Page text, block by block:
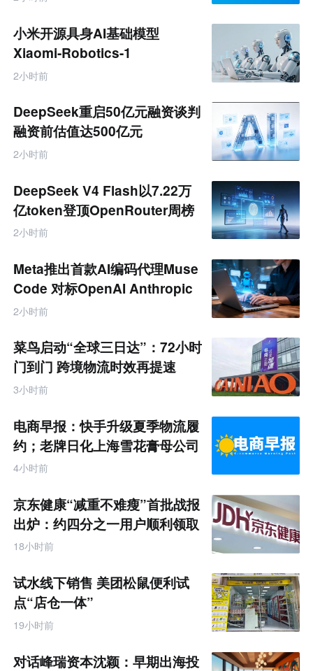
境
商
产
业
互
联
网
小米开源具身AI基础模型
Xiaomi-Robotics-1
2小时前
DeepSeek重启50亿元融资谈判
融资前估值达500亿元
2小时前
DeepSeek V4 Flash以7.22万
亿token登顶OpenRouter周榜
2小时前
Meta推出首款AI编码代理Muse
Code 对标OpenAI Anthropic
2小时前
菜鸟启动“全球三日达”：72小时
门到门 跨境物流时效再提速
3小时前
电商早报：快手升级夏季物流履
约；老牌日化上海雪花膏母公司
破产
4小时前
京东健康“减重不难瘦”首批战报
出炉：约四分之一用户顺利领取
200元挑战金
18小时前
试水线下销售 美团松鼠便利试
点“店仓一体”
19小时前
对话峰瑞资本沈颖：早期出海投